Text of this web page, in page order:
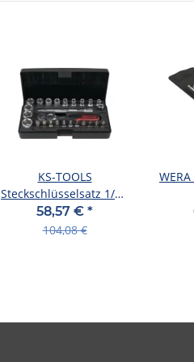
KS-TOOLS
Steckschlüsselsatz 1/4",
6-kant, in Kunst 26-tlg.,
beste
58,57 € *
104,08 €